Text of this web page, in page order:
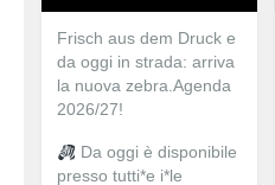
Frisch aus dem Druck e
da oggi in strada: arriva
la nuova zebra.Agenda
2026/27!
Da oggi è disponibile
presso tutti*e i*le